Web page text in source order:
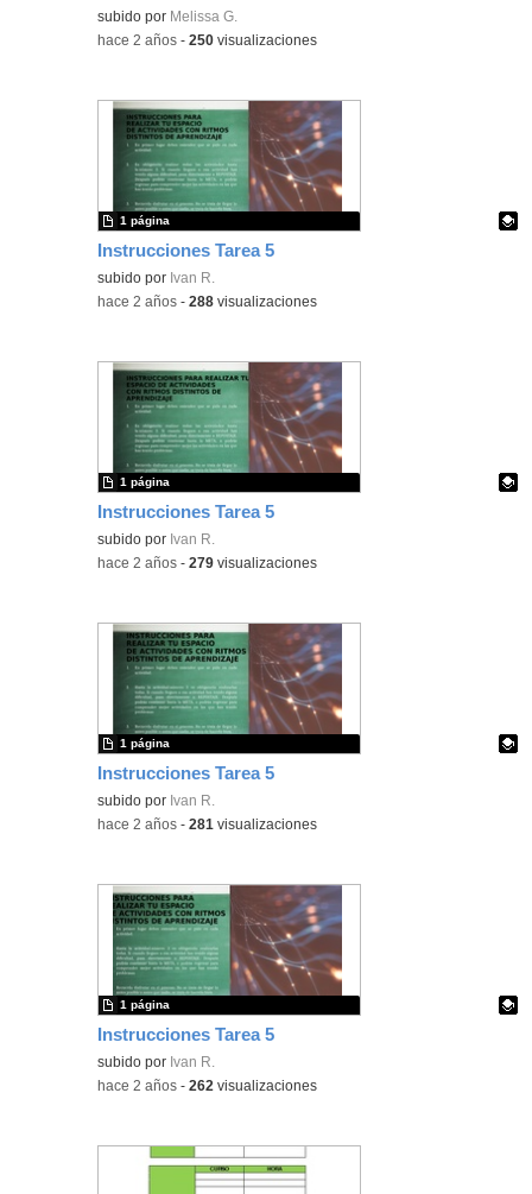
Contenido educativo.
subido por Melissa G.
-hace 2 años -250 visualizaciones
Instrucciones Tarea 5
Contenido educativo.
subido por Ivan R.
1 página
-hace 2 años -288 visualizaciones
Instrucciones Tarea 5
Contenido educativo.
subido por Ivan R.
1 página
-hace 2 años -279 visualizaciones
Instrucciones Tarea 5
Contenido educativo.
subido por Ivan R.
1 página
-hace 2 años -281 visualizaciones
Instrucciones Tarea 5
Contenido educativo.
subido por Ivan R.
1 página
-hace 2 años -262 visualizaciones